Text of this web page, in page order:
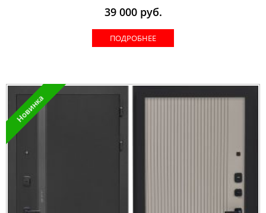
39 000руб.
ПОДРОБНЕЕ
Новинка